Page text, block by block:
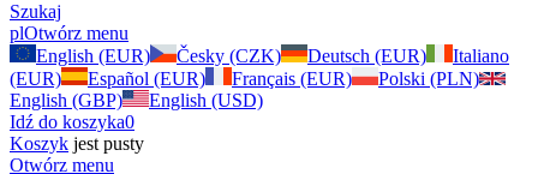
Szukaj
plOtwórz menu
English (EUR)
Česky (CZK) Deutsch (EUR)
Italiano
(EUR)
Español (EUR) Français (EUR)
Polski (PLN)
English (GBP)
English (USD)
Idź do koszyka0
Koszyk jest pusty
Otwórz menu